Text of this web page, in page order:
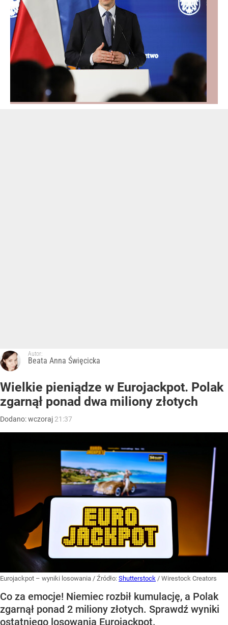
Autor:
Beata Anna Święcicka
Wielkie pieniądze w Eurojackpot. Polak
zgarnął ponad dwa miliony złotych
Dodano:wczoraj 21:37
Eurojackpot – wyniki losowania / Źródło: Shutterstock / Wirestock Creators
Co za emocje! Niemiec rozbił kumulację, a Polak
zgarnął ponad 2 miliony złotych. Sprawdź wyniki
ostatniego losowania Eurojackpot.